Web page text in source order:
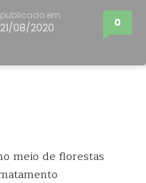
publicado em
21/08/2020 0